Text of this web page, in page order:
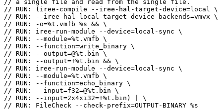
// a single file and read from the single file.
// RUN: (iree-compile --iree-hal-target-device=local \
// RUN: --iree-hal-local-target-device-backends=vmvx \
// RUN: -o=%t.vmfb %s && \
// RUN: iree-run-module --device=local-sync \
// RUN: --module=%t.vmfb \
// RUN: --function=write_binary \
// RUN: --output=@%t.bin \
// RUN: --output=+%t.bin && \
// RUN: iree-run-module --device=local-sync \
// RUN: --module=%t.vmfb \
// RUN: --function=echo_binary \
// RUN: --input=f32=@%t.bin \
// RUN: --input=2x4xi32=+%t.bin) | \
// RUN: FileCheck --check-prefix=OUTPUT-BINARY %s